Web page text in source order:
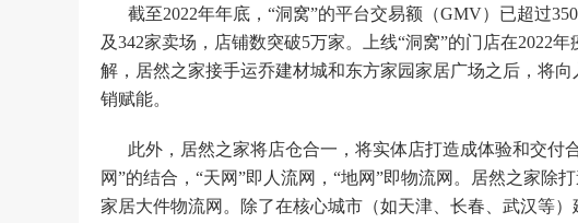
截至2022年年底，“洞窝”的平台交易额（GMV）已超过
及342家卖场，店铺数突破5万家。上线“洞窝”的门店在2022
解，居然之家接手运乔建材城和东方家园家居广场之后，将
销赋能。
此外，居然之家将店仓合一，将实体店打造成体验和交付
网”的结合，“天网”即人流网，“地网”即物流网。居然之家
家居大件物流网。除了在核心城市（如天津、长春、武汉等